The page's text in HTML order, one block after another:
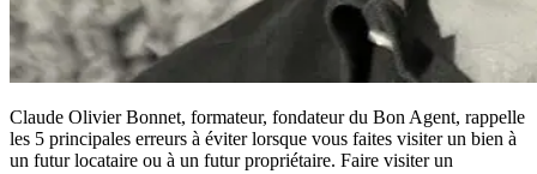
Claude Olivier Bonnet, formateur, fondateur du Bon Agent, rappelle
les 5 principales erreurs à éviter lorsque vous faites visiter un bien à
un futur locataire ou à un futur propriétaire. Faire visiter un